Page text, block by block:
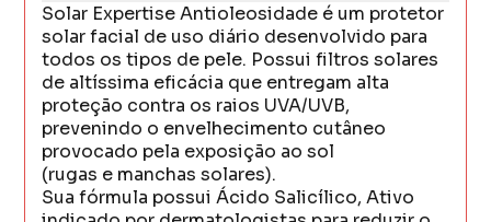
Solar Expertise Antioleosidade é um protetor
solar facial de uso diário desenvolvido para
todos os tipos de pele. Possui filtros solares
de altíssima eficácia que entregam alta
proteção contra os raios UVA/UVB,
prevenindo o envelhecimento cutâneo
provocado pela exposição ao sol
(rugas e manchas solares).
Sua fórmula possui Ácido Salicílico, Ativo